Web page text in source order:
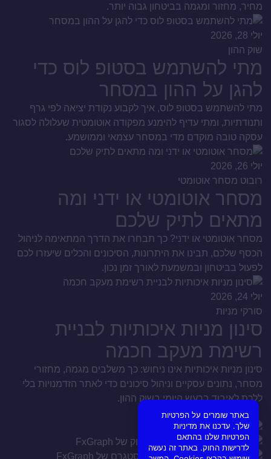
מחיר, מחזור ומגמה בביטחון גבוה יותר.
יולי 28, 2026
שוק ההון
מתי להשתמש בסטופ לוס כדי
להגן על ההון במסחר
מתי להשתמש בסטופ לוס, איך לקבוע נקודת יציאה לפי גרף
ותנודתיות, ומתי עדיף להימנע מפקודה אוטומטית שעלולה לסגור
עסקה טובה מוקדם מדי במסחר עצמאי וממושמע.
יולי 26, 2026
רובוט מסחר אוטומטי
מסחר אוטומטי או ידני ומה
מתאים לתיק שלכם
מסחר אוטומטי או ידני? כך תבחרו את הדרך המתאימה לניהול
הכסף שלכם, תבינו את היתרונות, הסיכונים והכלים שיעזרו לכם
לפעול בביטחון ובמשמעת לאורך זמן נכון.
יולי 24, 2026
סורקי מניות
סינון מניות איכותיות לבניית
רשימת מעקב חכמה
סינון מניות איכותיות אינו ניחוש: כך משלבים מגמה, מחזורי
מסחר, נתונים עסקיים וניהול סיכונים כדי לאתר הזדמנויות בלי
ללכת לאיבוד ברעש היומי בשוק ההון.
באתר שומרים על הפרטיות
שלך. עדכנו את מדיניות
הפרטיות שלנו בהתאם
לדרישות החוק. באתר זה נעשה